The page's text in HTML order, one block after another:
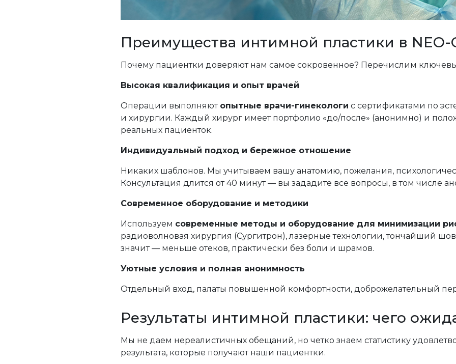
Преимущества интимной пластики в NEO-
Почему пациентки доверяют нам самое сокровенное? Перечислим
Высокая квалификация и опыт врачей
Операции выполняют опытные врачи-гинекологи с сертификатами по
и хирургии. Каждый хирург имеет портфолио «до/после» (анонимно) и
реальных пациенток.
Индивидуальный подход и бережное отношение
Никаких шаблонов. Мы учитываем вашу анатомию, пожелания,
Консультация длится от 40 минут — вы зададите все вопросы, в том числе
Современное оборудование и методики
Используем современные методы и оборудование для минимизации
радиоволновая хирургия (Сургитрон), лазерные технологии, тончайший
значит — меньше отеков, практически без боли и шрамов.
Уютные условия и полная анонимность
Отдельный вход, палаты повышенной комфортности, доброжелательный
Результаты интимной пластики: чего
Мы не даем нереалистичных обещаний, но четко знаем статистику
результата, которые получают наши пациентки.